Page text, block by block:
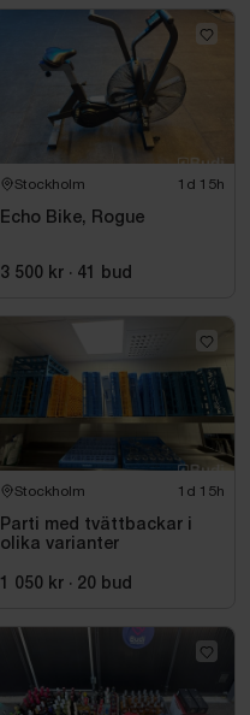
Stockholm 1d 15h
Echo Bike, Rogue
3 500 kr · 41 bud
Stockholm 1d 15h
Parti med tvättbackar i
olika varianter
1 050 kr · 20 bud